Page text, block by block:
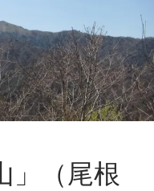
」（尾根